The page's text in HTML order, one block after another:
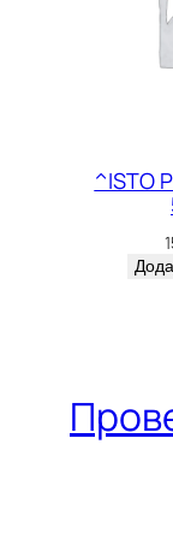
^ISTO